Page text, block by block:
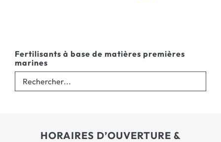
Fertilisants à base de matières premières
marines
HORAIRES D’OUVERTURE &